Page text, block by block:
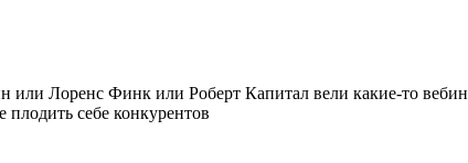
Лоренс Финк или Роберт Капитал вели какие-то
себе конкурентов